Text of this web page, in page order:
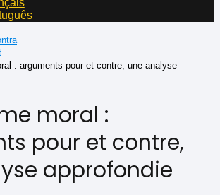
: arguments pour et contre, une analyse
moral :
pour et contre,
approfondie